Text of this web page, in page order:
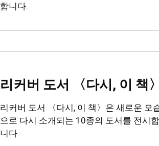
합니다.
리커버 도서 〈다시, 이 책〉
리커버 도서 〈다시, 이 책〉은 새로운 모
으로 다시 소개되는 10종의 도서를 전시합
니다.